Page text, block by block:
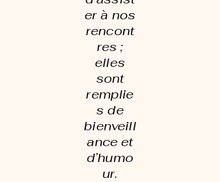
er à nos
rencont
res ;
elles
sont
remplie
s de
bienveill
ance et
d’humo
ur.